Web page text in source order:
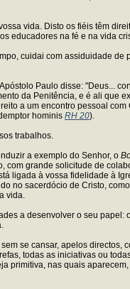
vida. Disto os fiéis têm
educadores na fé e na vida
cuidai com assiduidade
Paulo disse: "Deus...
da Penitência, e é ali que
a um encontro pessoal
hominis RH 20).
trabalhos.
a exemplo do Senhor, o
grande solicitude de
ligada à vossa fidelidade à
no sacerdócio de Cristo,
vida.
a desenvolver o seu
se cansar, apelos directos,
todas as iniciativas ou
primitiva, nas quais